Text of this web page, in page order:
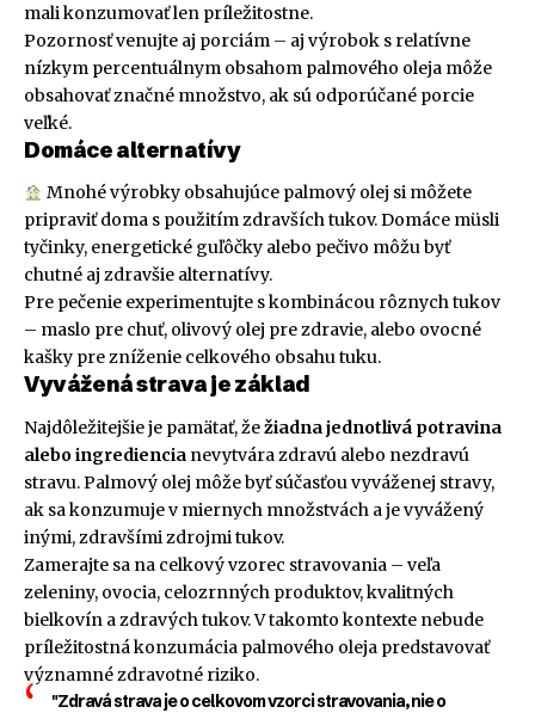
mali konzumovať len príležitostne.
Pozornosť venujte aj porciám – aj výrobok s relatívne
nízkym percentuálnym obsahom palmového oleja môže
obsahovať značné množstvo, ak sú odporúčané porcie
veľké.
Domáce alternatívy
Mnohé výrobky obsahujúce palmový olej si môžete
pripraviť doma s použitím zdravších tukov. Domáce müsli
tyčinky, energetické guľôčky alebo pečivo môžu byť
chutné aj zdravšie alternatívy.
Pre pečenie experimentujte s kombinácou rôznych tukov
– maslo pre chuť, olivový olej pre zdravie, alebo ovocné
kašky pre zníženie celkového obsahu tuku.
Vyvážená strava je základ
Najdôležitejšie je pamätať, žežiadna jednotlivá potravina
alebo ingrediencia nevytvára zdravú alebo nezdravú
stravu. Palmový olej môže byť súčasťou vyváženej stravy,
ak sa konzumuje v miernych množstvách a je vyvážený
inými, zdravšími zdrojmi tukov.
Zamerajte sa na celkový vzorec stravovania – veľa
zeleniny, ovocia, celozrnných produktov, kvalitných
bielkovín a zdravých tukov. V takomto kontexte nebude
príležitostná konzumácia palmového oleja predstavovať
významné zdravotné riziko.
"Zdravá strava je o celkovom vzorci stravovania, nie o